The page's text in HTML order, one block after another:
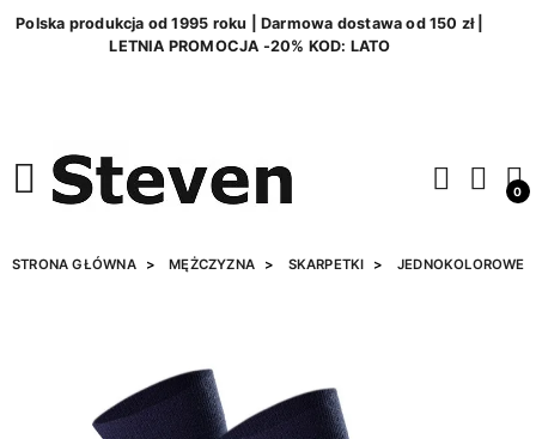
Polska produkcja od 1995 roku | Darmowa dostawa od 150 zł |
LETNIA PROMOCJA -20% KOD: LATO
0
STRONA GŁÓWNA MĘŻCZYZNA SKARPETKI JEDNOKOLOROWE